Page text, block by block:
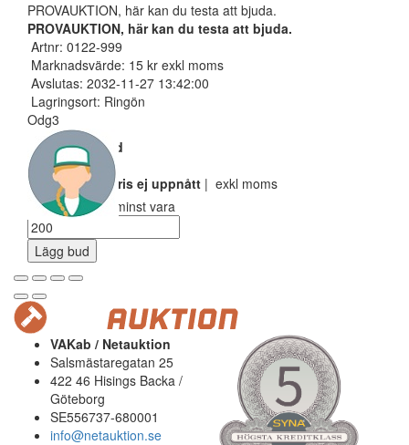
PROVAUKTION, här kan du testa att bjuda.
PROVAUKTION, här kan du testa att bjuda.
Artnr: 0122-999
Marknadsvärde: 15 kr exkl moms
Avslutas: 2032-11-27 13:42:00
Lagringsort: Ringön
Odg3
Nuvarande bud
100 SEK
Reservarionspris ej uppnått | exkl moms
Ditt bud måste minst vara
Lägg bud
VAKab / Netauktion
Salsmästaregatan 25
422 46 Hisings Backa /
Göteborg
SE556737-680001
info@netauktion.se